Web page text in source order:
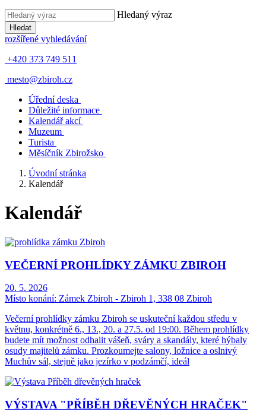
Hledaný výraz
Hledat
rozšířené vyhledávání
+420 373 749 511
mesto@zbiroh.cz
Úřední deska
Důležité informace
Kalendář akcí
Muzeum
Turista
Měsíčník Zbirožsko
Úvodní stránka
Kalendář
Kalendář
VEČERNÍ PROHLÍDKY ZÁMKU ZBIROH
20. 5. 2026
Místo konání: Zámek Zbiroh - Zbiroh 1, 338 08 Zbiroh
Večerní prohlídky zámku Zbiroh se uskuteční každou středu v
květnu, konkrétně 6., 13., 20. a 27.5. od 19:00. Během prohlídky
budete mít možnost odhalit vášeň, sváry a skandály, které hýbaly
osudy majitelů zámku. Prozkoumejte salony, ložnice a oslnivý
Muchův sál, stejně jako jezírko v podzámčí, ideál
VÝSTAVA "PŘÍBĚH DŘEVĚNÝCH HRAČEK"